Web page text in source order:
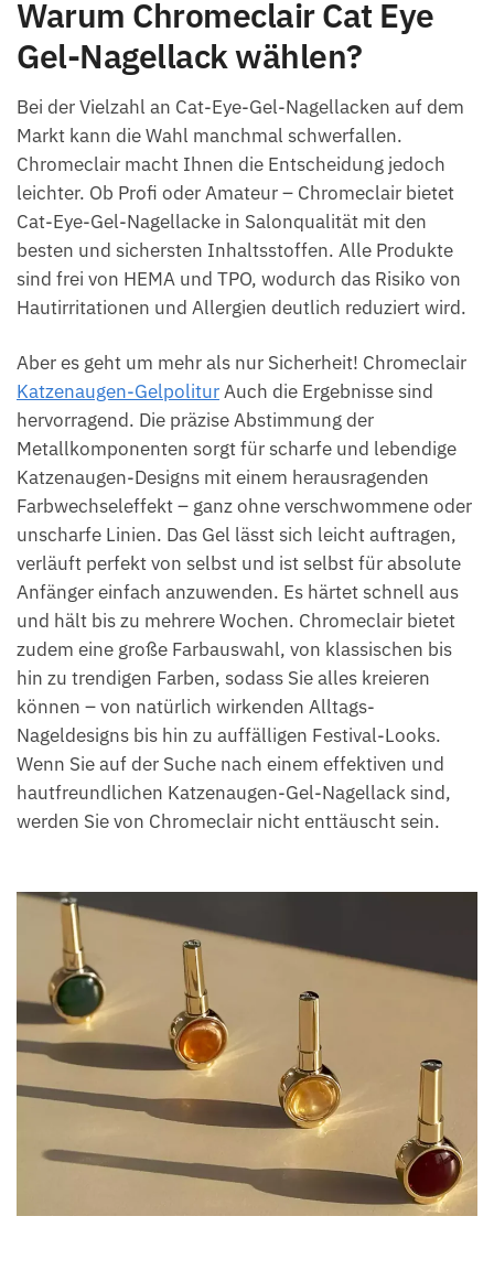
Warum Chromeclair Cat Eye
Gel-Nagellack wählen?
Bei der Vielzahl an Cat-Eye-Gel-Nagellacken auf dem
Markt kann die Wahl manchmal schwerfallen.
Chromeclair macht Ihnen die Entscheidung jedoch
leichter. Ob Profi oder Amateur – Chromeclair bietet
Cat-Eye-Gel-Nagellacke in Salonqualität mit den
besten und sichersten Inhaltsstoffen. Alle Produkte
sind frei von HEMA und TPO, wodurch das Risiko von
Hautirritationen und Allergien deutlich reduziert wird.
Aber es geht um mehr als nur Sicherheit! Chromeclair
Katzenaugen-GelpoliturAuch die Ergebnisse sind
hervorragend. Die präzise Abstimmung der
Metallkomponenten sorgt für scharfe und lebendige
Katzenaugen-Designs mit einem herausragenden
Farbwechseleffekt – ganz ohne verschwommene oder
unscharfe Linien. Das Gel lässt sich leicht auftragen,
verläuft perfekt von selbst und ist selbst für absolute
Anfänger einfach anzuwenden. Es härtet schnell aus
und hält bis zu mehrere Wochen. Chromeclair bietet
zudem eine große Farbauswahl, von klassischen bis
hin zu trendigen Farben, sodass Sie alles kreieren
können – von natürlich wirkenden Alltags-
Nageldesigns bis hin zu auffälligen Festival-Looks.
Wenn Sie auf der Suche nach einem effektiven und
hautfreundlichen Katzenaugen-Gel-Nagellack sind,
werden Sie von Chromeclair nicht enttäuscht sein.